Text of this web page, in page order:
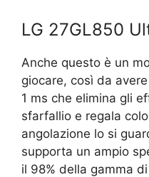
LG 27GL850
Anche questo è un
giocare, così da
1 ms che elimina gli
sfarfallio e regala
angolazione lo si
supporta un ampio
il 98% della gamma